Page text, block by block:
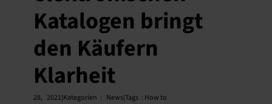
Katalogen bringt
den Käufern
Klarheit
28, 2021|Kategorien : News|Tags : How to